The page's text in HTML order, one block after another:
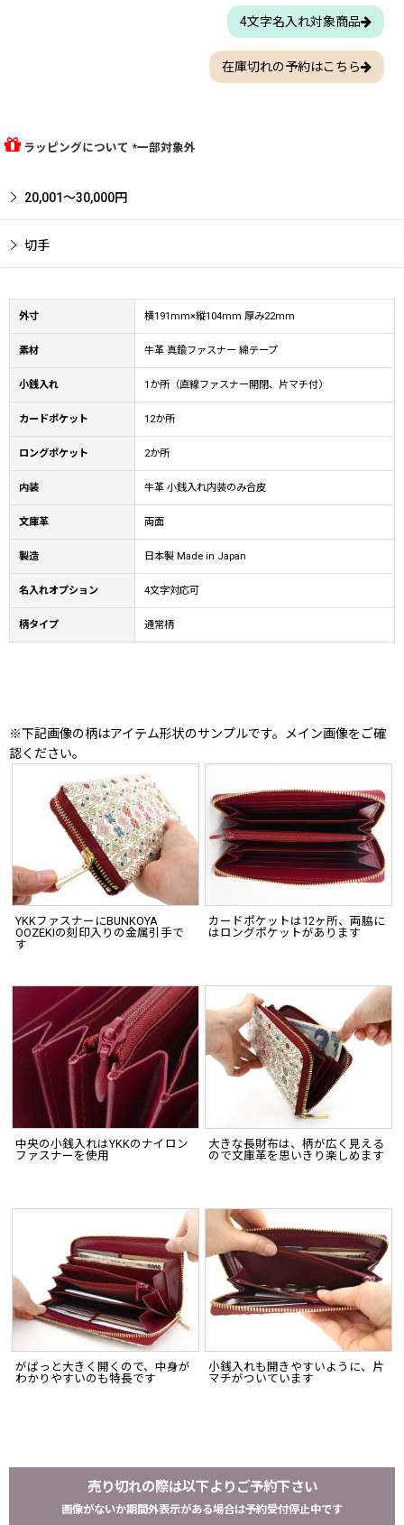
4文字名入れ対象商品
在庫切れの予約はこちら
ラッピングについて *一部対象外
20,001〜30,000円
切手
外寸 横191mm×縦104mm 厚み22mm
素材 牛革 真鍮ファスナー 綿テープ
小銭入れ 1か所（直線ファスナー開閉、片マチ付）
カードポケット 12か所
ロングポケット 2か所
内装 牛革 小銭入れ内装のみ合皮
文庫革 両面
製造 日本製 Made in Japan
名入れオプション 4文字対応可
柄タイプ 通常柄
※下記画像の柄はアイテム形状のサンプルです。メイン画像をご確
認ください。
YKKファスナーにBUNKOYA
OOZEKIの刻印入りの金属引手で
す
カードポケットは12ヶ所、両脇に
はロングポケットがあります
中央の小銭入れはYKKのナイロン
ファスナーを使用
大きな長財布は、柄が広く見える
ので文庫革を思いきり楽しめます
がばっと大きく開くので、中身が
わかりやすいのも特長です
小銭入れも開きやすいように、片
マチがついています
売り切れの際は以下よりご予約下さい
画像がないか期間外表示がある場合は予約受付停止中です